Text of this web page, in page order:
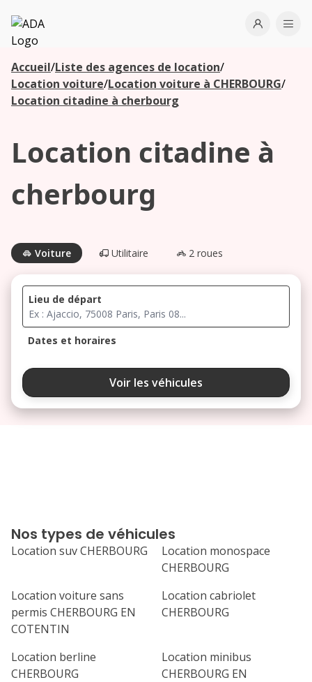
ADA
Open
Accueil/Liste des agences de location/
Location voiture/Location voiture à CHERBOURG/
Location citadine à cherbourg
Location citadine à
cherbourg
Voiture Utilitaire 2 roues
Lieu de départ
Dates et horaires
août 2026
ma me
24 25 26
septembre 2026
lu ma me je
7 9 10
Voir les véhicules
Nos types de véhicules
Location suv CHERBOURG
Location monospace
CHERBOURG
Location voiture sans
permis CHERBOURG EN
COTENTIN
Location cabriolet
CHERBOURG
Location berline
CHERBOURG
Location minibus
CHERBOURG EN
Les
agences à
proximité
Commencez
votre
recherche
proximité